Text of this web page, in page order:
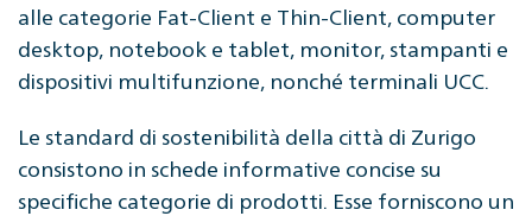
alle categorie Fat-Client e Thin-Client, computer
desktop, notebook e tablet, monitor, stampanti e
dispositivi multifunzione, nonché terminali UCC.
Le standard di sostenibilità della città di Zurigo
consistono in schede informative concise su
specifiche categorie di prodotti. Esse forniscono un